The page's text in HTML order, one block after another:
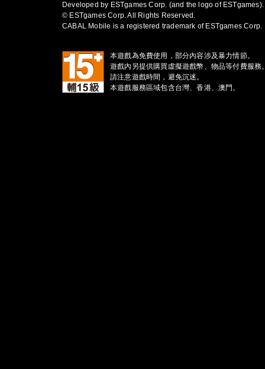
Developed by ESTgames Corp. (and the logo of ESTgames).
© ESTgames Corp. All Rights Reserved.
CABAL Mobile is a registered trademark of ESTgames Corp.
本遊戲為免費使用，部分內容涉及暴力情節。
遊戲內另提供購買虛擬遊戲幣、物品等付費服務
請注意遊戲時間，避免沉迷。
本遊戲服務區域包含台灣、香港、澳門。